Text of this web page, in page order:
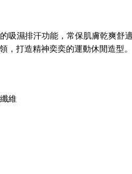
吸濕排汗功能，常保肌膚乾爽舒適
，打造精神奕奕的運動休閒造型。
維